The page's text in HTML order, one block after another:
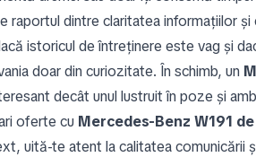
raportul dintre claritatea informațiilor
istoricul de întreținere este vag și
doar din curiozitate. În schimb, un
decât unul lustruit în poze și
oferte cu Mercedes-Benz W191
uită-te atent la calitatea comunicării